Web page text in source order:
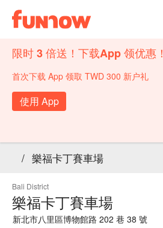
限时 3 倍送！下载App 领优惠！
首次下载 App 领取 TWD 300 新户礼
使用 App
/ 樂福卡丁賽車場
Bali District
樂福卡丁賽車場
新北市八里區博物館路 202 巷 38 號